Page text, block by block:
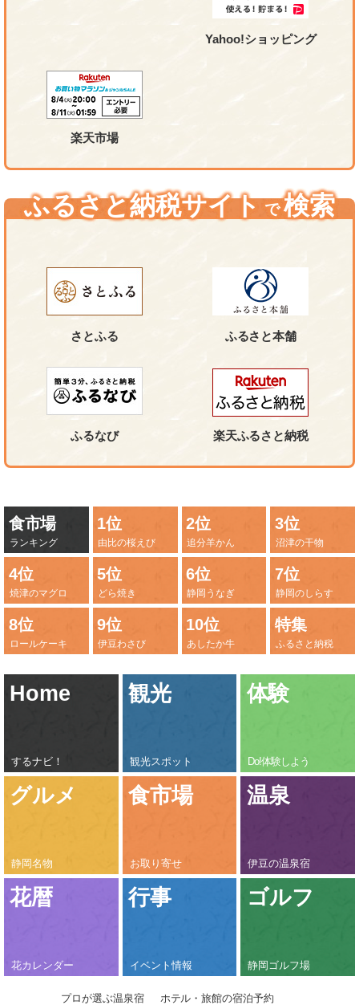
Yahoo!ショッピング
楽天市場
ふるさと納税サイト で検索
さとふる ふるさと本舗
ふるなび 楽天ふるさと納税
食市場
ランキング
1位
由比の桜えび
2位
追分羊かん
3位
沼津の干物
4位
焼津のマグロ
5位
どら焼き
6位
静岡うなぎ
7位
静岡のしらす
8位
ロールケーキ
9位
伊豆わさび
10位
あしたか牛
特集
ふるさと納税
Home
するナビ！
観光
観光スポット
体験
Do!体験しよう
グルメ
静岡名物
食市場
お取り寄せ
温泉
伊豆の温泉宿
花暦
花カレンダー
行事
イベント情報
ゴルフ
静岡ゴルフ場
プロが選ぶ温泉宿 ホテル・旅館の宿泊予約